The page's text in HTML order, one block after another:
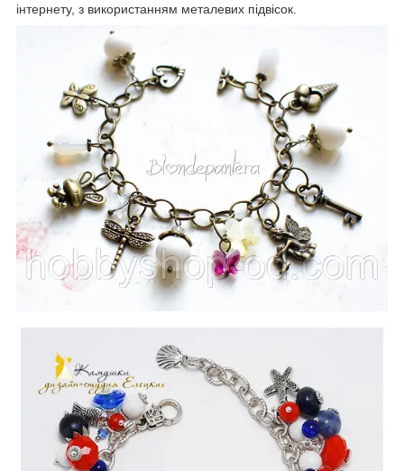
інтернету, з використанням металевих підвісок.